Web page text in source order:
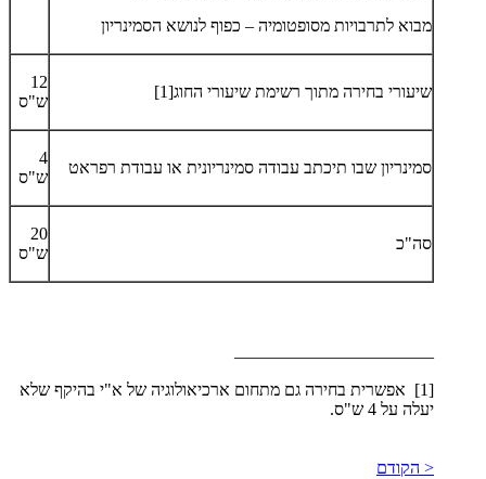
​מבוא לתרבויות מסופטומיה – כפוף לנושא הסמינריון
שיעורי בחירה מתוך רשימת שיעורי החוג[1]
12
ש"ס
סמינריון שבו תיכתב עבודה סמינריונית או עבודת רפראט
4
ש"ס
סה"כ
20
ש"ס
[1] אפשרית בחירה גם מתחום ארכיאולוגיה של א"י בהיקף שלא
יעלה על 4 ש"ס.
< הקודם